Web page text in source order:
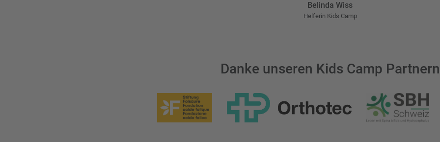
Belinda Wiss
Helferin Kids Camp
Danke unseren Kids Camp Partnern